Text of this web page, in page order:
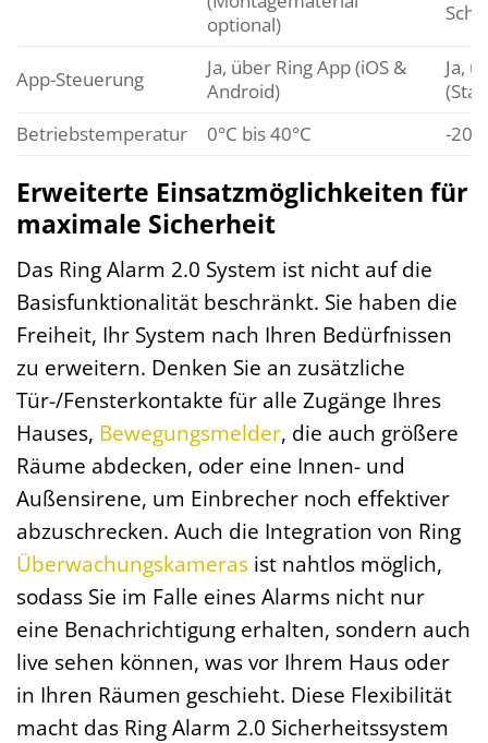
optional)
App-Steuerung
Ja, über Ring App (iOS &
Android)
Ja,
Betriebstemperatur
0°C bis 40°C -
Erweiterte Einsatzmöglichkeiten für
maximale Sicherheit
Das Ring Alarm 2.0 System ist nicht auf die
Basisfunktionalität beschränkt. Sie haben die
Freiheit, Ihr System nach Ihren Bedürfnissen
zu erweitern. Denken Sie an zusätzliche
Tür-/Fensterkontakte für alle Zugänge Ihres
Hauses, Bewegungsmelder, die auch größere
Räume abdecken, oder eine Innen- und
Außensirene, um Einbrecher noch effektiver
abzuschrecken. Auch die Integration von Ring
Überwachungskameras ist nahtlos möglich,
sodass Sie im Falle eines Alarms nicht nur
eine Benachrichtigung erhalten, sondern auch
live sehen können, was vor Ihrem Haus oder
in Ihren Räumen geschieht. Diese Flexibilität
macht das Ring Alarm 2.0 Sicherheitssystem